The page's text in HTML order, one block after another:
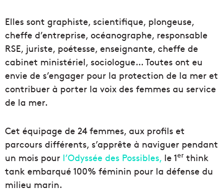
Elles sont graphiste, scientifique, plongeuse,
cheffe d’entreprise, océanographe, responsable
RSE, juriste, poétesse, enseignante, cheffe de
cabinet ministériel, sociologue… Toutes ont eu
envie de s’engager pour la protection de la mer et
contribuer à porter la voix des femmes au service
de la mer.
Cet équipage de 24 femmes, aux profils et
parcours différents, s’apprête à naviguer pendant
un mois pour l’Odyssée des Possibles, le 1er think
tank embarqué 100% féminin pour la défense du
milieu marin.